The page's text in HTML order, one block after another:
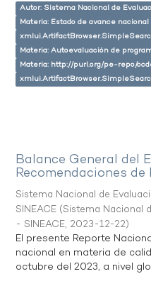
Autor: Sistema Nacional de
Materia: Estado de avance nacional
Materia: Autoevaluación de
Materia: http://purl.org/pe-repo/
Balance General del
Recomendaciones
Sistema Nacional de
SINEACE (Sistema Nacional
- SINEACE, 2023-12-22)
El presente Reporte
nacional en materia de
octubre del 2023, a nivel